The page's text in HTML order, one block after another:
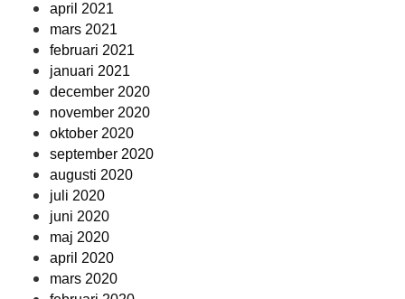
april 2021
mars 2021
februari 2021
januari 2021
december 2020
november 2020
oktober 2020
september 2020
augusti 2020
juli 2020
juni 2020
maj 2020
april 2020
mars 2020